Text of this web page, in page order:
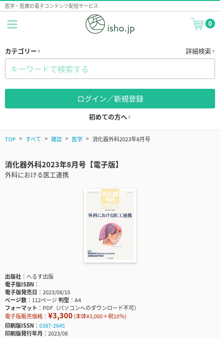
医学・医療の電子コンテンツ配信サービス
0
カテゴリー 詳細検索
ログイン／新規登録
初めての方へ
TOP すべて 雑誌 医学 消化器外科2023年8月号
消化器外科2023年8月号【電子版】
外科における医工連携
出版社
へるす出版
電子版ISBN
電子版発売日
2023/08/10
ページ数
112ページ判型
A4
フォーマット
PDF（パソコンへのダウンロード不可）
電子版販売価格： ¥3,300(本体¥3,000＋税10％)
印刷版ISSN
0387-2645
印刷版発行年月
2023/08